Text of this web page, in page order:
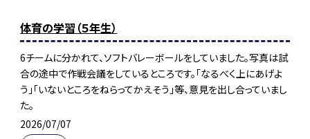
体育の学習（５年生）
6チームに分かれて、ソフトバレーボールをしていました。写真は試
合の途中で作戦会議をしているところです。「なるべく上にあげよ
う」「いないところをねらってかえそう」等、意見を出し合っていまし
た。
2026/07/07